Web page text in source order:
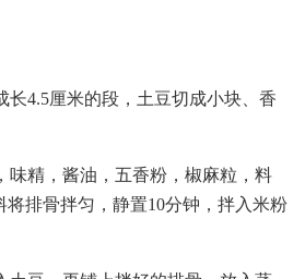
长4.5厘米的段，土豆切成小块、香
味精，酱油，五香粉，椒麻粒，料
排骨拌匀，静置10分钟，拌入米粉